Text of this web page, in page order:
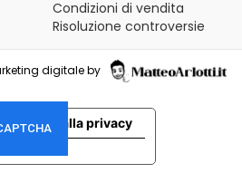
Condizioni di vendita
Risoluzione controversie
digitale by
relative alla privacy